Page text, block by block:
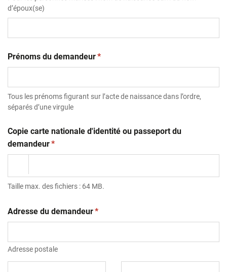
d’époux(se)
Prénoms du demandeur(obligatoire)
*
Tous les prénoms figurant sur l’acte de naissance dans l’ordre,
séparés d’une virgule
Copie carte nationale d'identité ou passeport du
demandeur(obligatoire)
*
Taille max. des fichiers : 64 MB.
Adresse du demandeur(obligatoire)
*
Adresse postale